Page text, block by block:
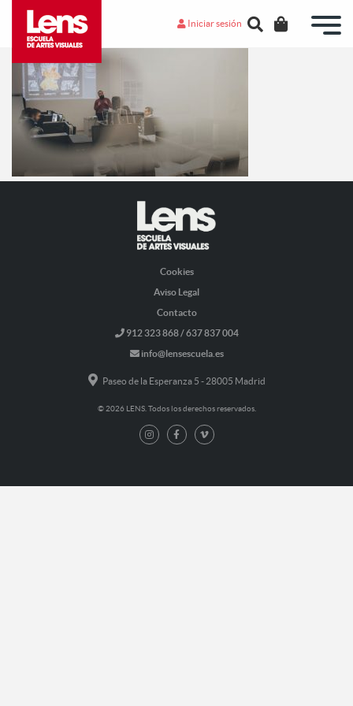
Iniciar sesión
Cookies
Aviso Legal
Contacto
912 323 868 / 637 837 004
info@lensescuela.es
Paseo de la Esperanza 5 - 28005 Madrid
© 2026 LENS. Todos los derechos reservados.